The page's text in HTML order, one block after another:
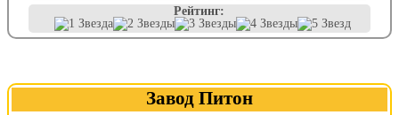
Рейтинг:
Завод Питон